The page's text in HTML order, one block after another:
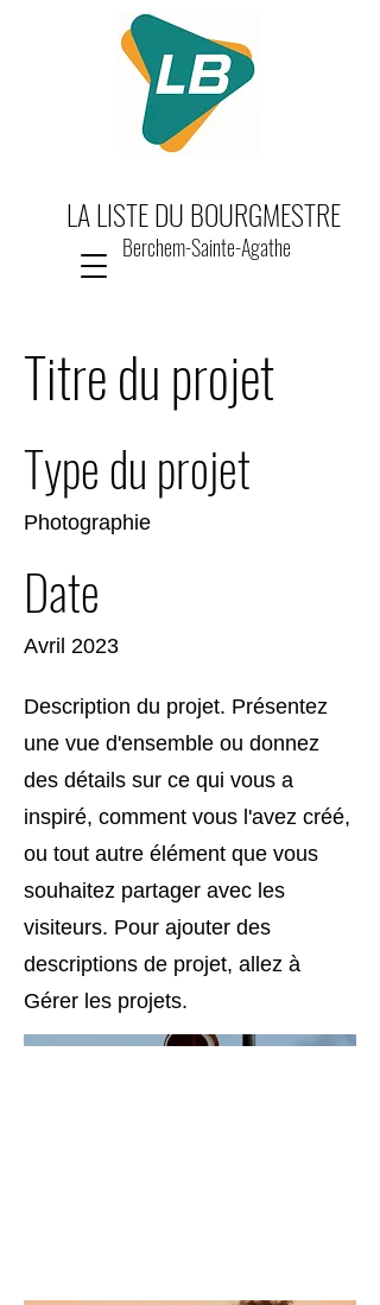
LA LISTE DU BOURGMESTRE
Berchem-Sainte-Agathe
Titre du projet
Type du projet
Photographie
Date
Avril 2023
Description du projet. Présentez
une vue d'ensemble ou donnez
des détails sur ce qui vous a
inspiré, comment vous l'avez créé,
ou tout autre élément que vous
souhaitez partager avec les
visiteurs. Pour ajouter des
descriptions de projet, allez à
Gérer les projets.